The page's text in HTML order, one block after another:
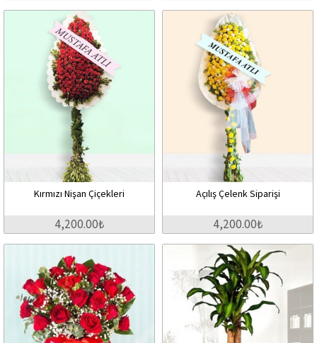
Kırmızı Nişan Çiçekleri
4,200.00₺
Açılış Çelenk Siparişi
4,200.00₺